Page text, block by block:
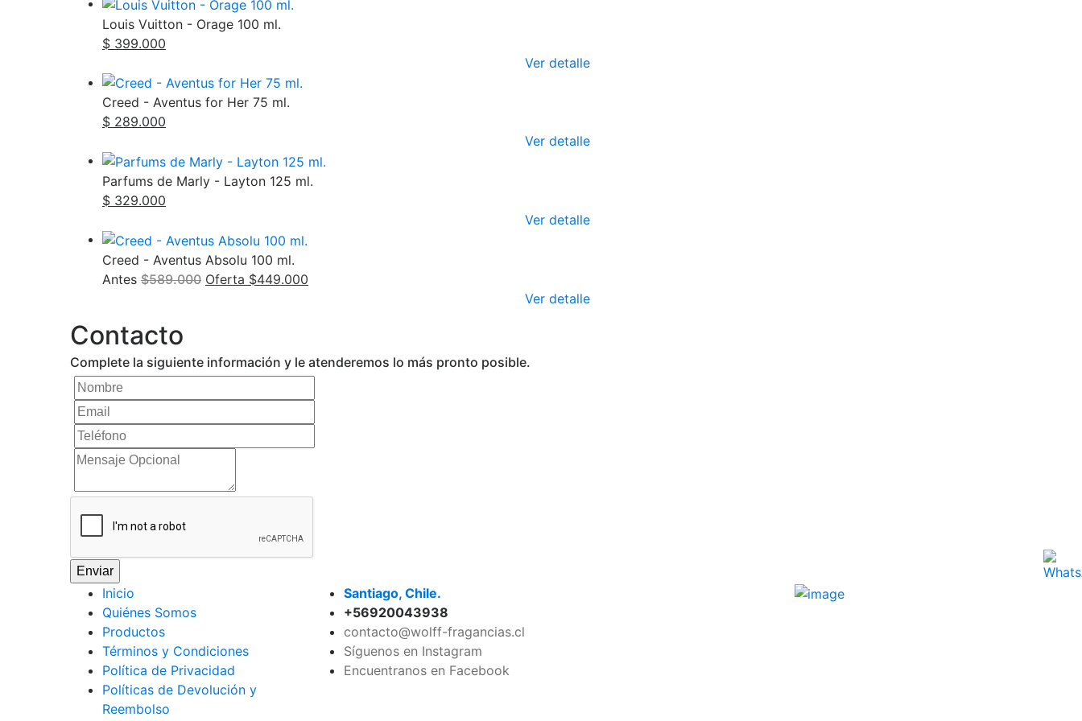
Louis Vuitton - Orage 100 ml.
$ 399.000
Ver detalle
Creed - Aventus for Her 75 ml.
$ 289.000
Ver detalle
Parfums de Marly - Layton 125 ml.
$ 329.000
Ver detalle
Creed - Aventus Absolu 100 ml.
Antes $589.000 Oferta $449.000
Ver detalle
Contacto
Complete la siguiente información y le atenderemos lo más pronto posible.
Enviar
Inicio
Quiénes Somos
Productos
Términos y Condiciones
Polí­tica de Privacidad
Polí­ticas de Devolución y
Reembolso
Santiago, Chile.
+56920043938
contacto@wolff-fragancias.cl
Síguenos en Instagram
Encuentranos en Facebook